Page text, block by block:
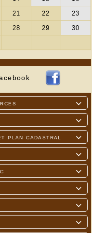



plan cadastral




